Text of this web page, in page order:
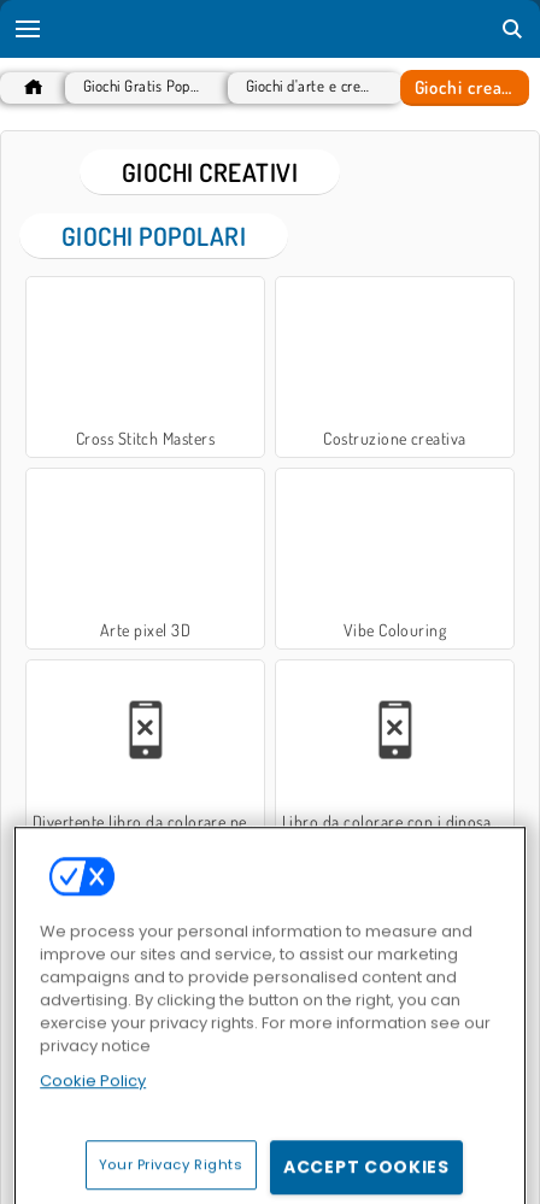
Giochi creativi
GIOCHI CREATIVI
GIOCHI POPOLARI
Cross Stitch Masters Costruzione creativa
Arte pixel 3D Vibe Colouring
Divertente libro da colorare per bambini Libro da colorare con i dinosauri
Make Your Own Cosmetic Brand Cake Pops Maker
We process your personal information to measure and
improve our sites and service, to assist our marketing
campaigns and to provide personalised content and
advertising. By clicking the button on the right, you can
exercise your privacy rights. For more information see our
privacy notice
Cookie Policy
Your Privacy Rights ACCEPT COOKIES